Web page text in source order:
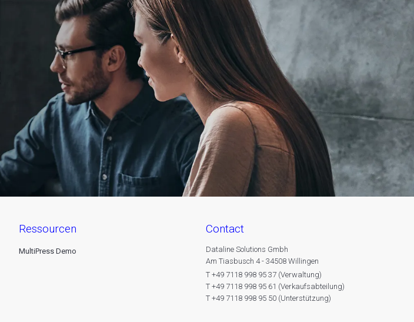
ressourcen
MultiPress Demo
contact
Dataline Solutions Gmbh
Am Tiasbusch 4 - 34508 Willingen
T +49 7118 998 95 37 (Verwaltung)
T +49 7118 998 95 61 (Verkaufsabteilung)
T +49 7118 998 95 50 (Unterstützung)